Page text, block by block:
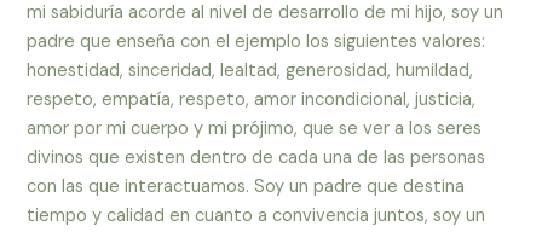
mi sabiduría acorde al nivel de desarrollo de mi hijo, soy un
padre que enseña con el ejemplo los siguientes valores:
honestidad, sinceridad, lealtad, generosidad, humildad,
respeto, empatía, respeto, amor incondicional, justicia,
amor por mi cuerpo y mi prójimo, que se ver a los seres
divinos que existen dentro de cada una de las personas
con las que interactuamos. Soy un padre que destina
tiempo y calidad en cuanto a convivencia juntos, soy un